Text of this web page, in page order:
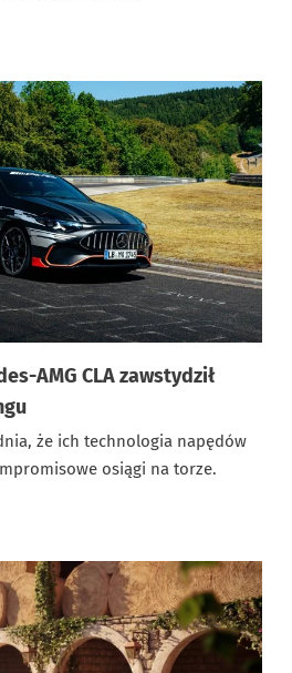
AMG CLA zawstydził
że ich technologia napędów
osiągi na torze.